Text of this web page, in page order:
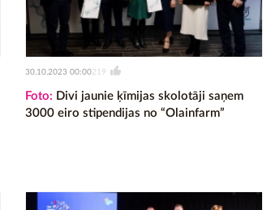
Foto: Divi jaunie ķīmijas skolotāji saņem
3000 eiro stipendijas no “Olainfarm”
30.10.2023 00:00219